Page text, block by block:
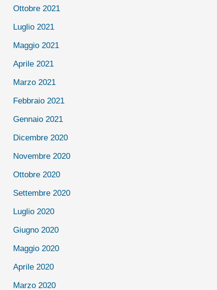
Ottobre 2021
Luglio 2021
Maggio 2021
Aprile 2021
Marzo 2021
Febbraio 2021
Gennaio 2021
Dicembre 2020
Novembre 2020
Ottobre 2020
Settembre 2020
Luglio 2020
Giugno 2020
Maggio 2020
Aprile 2020
Marzo 2020